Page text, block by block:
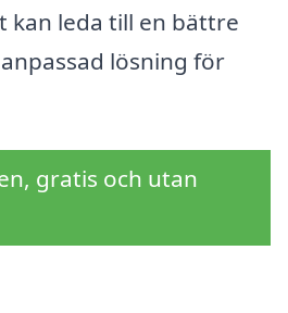
kan leda till en bättre
lösning för
gratis och utan